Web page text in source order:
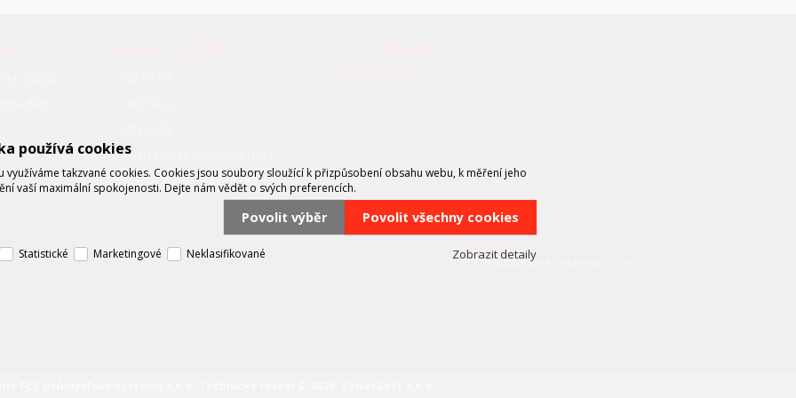
NBD (Next business day)
BEZPLATNÉ ZÁPŮJČKY
KONTAKT
FCC průmyslové systémy s.r.o.
používá cookies
využíváme takzvané cookies. Cookies jsou soubory sloužící k přizpůsobení obsahu webu, k měření jeho
vaší maximální spokojenosti. Dejte nám vědět o svých preferencích.
Povolit výběr Povolit všechny cookies
Statistické Marketingové Neklasifikované Zobrazit detaily